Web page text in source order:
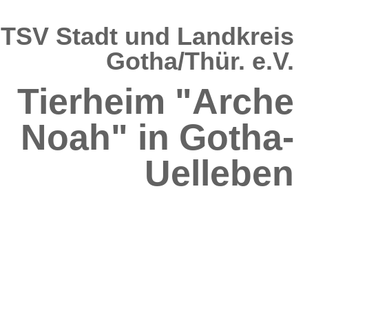
TSV Stadt und Landkreis
Gotha/Thür. e.V.
Tierheim "Arche
Noah" in Gotha-
Uelleben